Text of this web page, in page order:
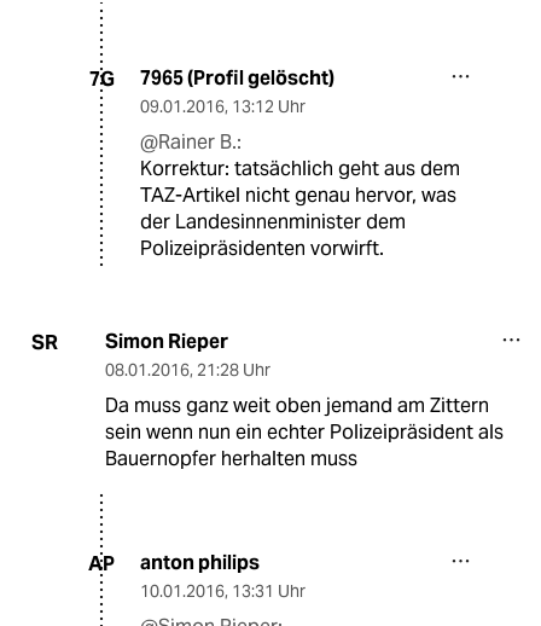
7G 7965 (Profil gelöscht)
09.01.2016, 13:12 Uhr
@Rainer B.:
Korrektur: tatsächlich geht aus dem
TAZ-Artikel nicht genau hervor, was
der Landesinnenminister dem
Polizeipräsidenten vorwirft.
SR Simon Rieper
08.01.2016, 21:28 Uhr
Da muss ganz weit oben jemand am Zittern
sein wenn nun ein echter Polizeipräsident als
Bauernopfer herhalten muss
AP anton philips
10.01.2016, 13:31 Uhr